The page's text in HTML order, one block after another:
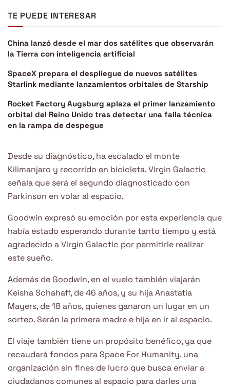
TE PUEDE INTERESAR
China lanzó desde el mar dos satélites que observarán
la Tierra con inteligencia artificial
SpaceX prepara el despliegue de nuevos satélites
Starlink mediante lanzamientos orbitales de Starship
Rocket Factory Augsburg aplaza el primer lanzamiento
orbital del Reino Unido tras detectar una falla técnica
en la rampa de despegue
Desde su diagnóstico, ha escalado el monte
Kilimanjaro y recorrido en bicicleta. Virgin Galactic
señala que será el segundo diagnosticado con
Parkinson en volar al espacio.
Goodwin expresó su emoción por esta experiencia que
había estado esperando durante tanto tiempo y está
agradecido a Virgin Galactic por permitirle realizar
este sueño.
Además de Goodwin, en el vuelo también viajarán
Keisha Schahaff, de 46 años, y su hija Anastatia
Mayers, de 18 años, quienes ganaron un lugar en un
sorteo. Serán la primera madre e hija en ir al espacio.
El viaje también tiene un propósito benéfico, ya que
recaudará fondos para Space For Humanity, una
organización sin fines de lucro que busca enviar a
ciudadanos comunes al espacio para darles una